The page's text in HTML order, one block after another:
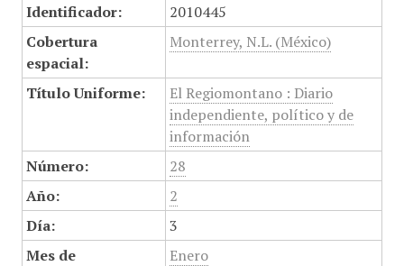
Identificador:
2010445
Cobertura
espacial:
Monterrey, N.L. (México)
Título Uniforme:
El Regiomontano : Diario
independiente, político y de
información
Número:
28
Año:
2
Día:
3
Mes de
Enero